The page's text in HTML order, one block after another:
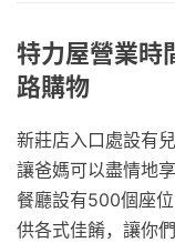
特力屋營業時
路購物
新莊店入口處設有
讓爸媽可以盡情地
餐廳設有500個座
供各式佳餚，讓你